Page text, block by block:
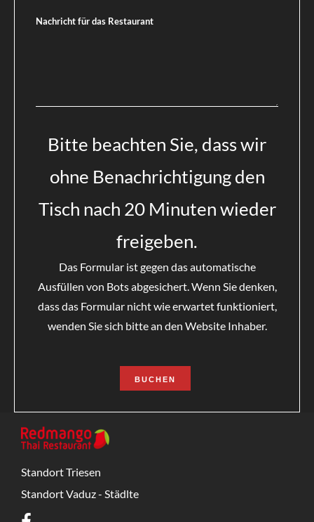
Nachricht für das Restaurant
Bitte beachten Sie, dass wir
ohne Benachrichtigung den
Tisch nach 20 Minuten wieder
freigeben.
Das Formular ist gegen das automatische
Ausfüllen von Bots abgesichert. Wenn Sie denken,
dass das Formular nicht wie erwartet funktioniert,
wenden Sie sich bitte an den Website Inhaber.
BUCHEN
Standort Triesen
Standort Vaduz - Städlte